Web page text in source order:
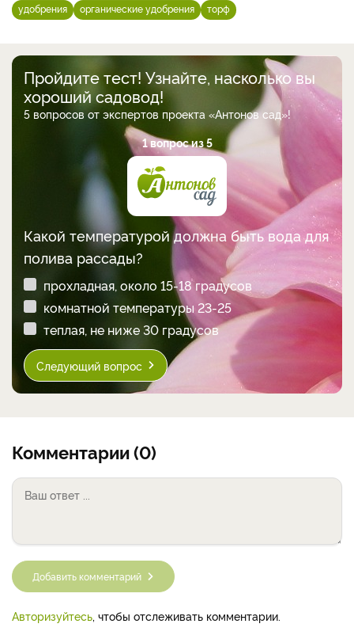
удобрения органические удобрения торф
Пройдите тест! Узнайте, насколько вы
хороший садовод!
5 вопросов от экспертов проекта «Антонов сад»!
1 вопрос из 5
Какой температурой должна быть вода для
полива рассады?
прохладная, около 15-18 градусов
комнатной температуры 23-25
теплая, не ниже 30 градусов
Следующий вопрос
Комментарии (0)
Добавить комментарий
Авторизуйтесь , чтобы отслеживать комментарии.